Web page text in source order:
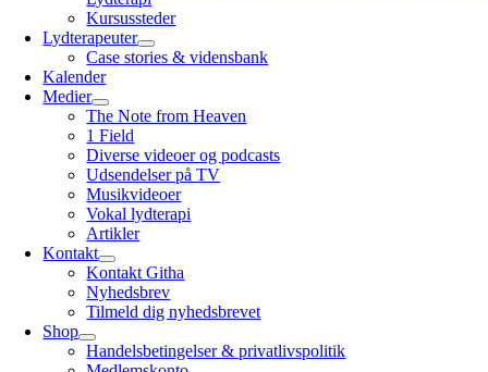
Kursussteder
Lydterapeuter
Case stories & vidensbank
Kalender
Medier
The Note from Heaven
1 Field
Diverse videoer og podcasts
Udsendelser på TV
Musikvideoer
Vokal lydterapi
Artikler
Kontakt
Kontakt Githa
Nyhedsbrev
Tilmeld dig nyhedsbrevet
Shop
Handelsbetingelser & privatlivspolitik